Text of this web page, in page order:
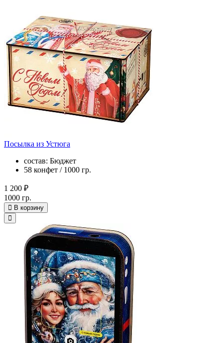
Посылка из Устюга
состав: Бюджет
58 конфет / 1000 гр.
1 200 ₽
1000 гр.
В корзину